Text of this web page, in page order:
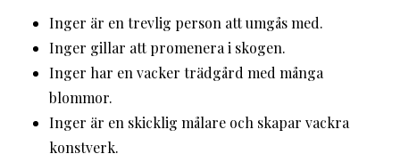
Inger är en trevlig person att umgås med.
Inger gillar att promenera i skogen.
Inger har en vacker trädgård med många
blommor.
Inger är en skicklig målare och skapar vackra
konstverk.